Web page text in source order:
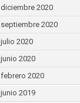
diciembre 2020
septiembre 2020
julio 2020
junio 2020
febrero 2020
junio 2019